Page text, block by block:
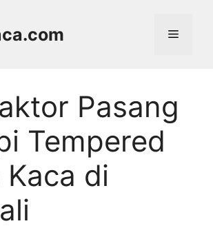
Menu
Pasang
Tempered
Kaca di